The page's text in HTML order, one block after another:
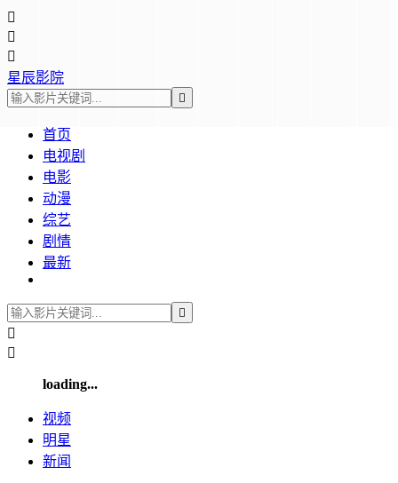



星辰影院

首页
电视剧
电影
动漫
综艺
剧情
最新



loading...
视频
明星
新闻